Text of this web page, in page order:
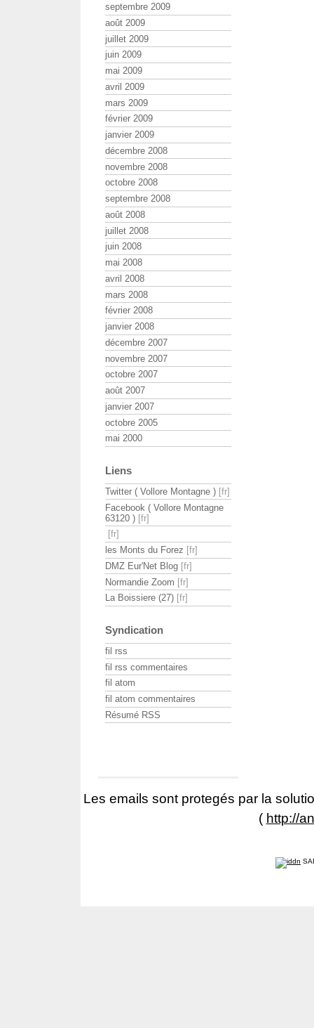
septembre 2009
août 2009
juillet 2009
juin 2009
mai 2009
avril 2009
mars 2009
février 2009
janvier 2009
décembre 2008
novembre 2008
octobre 2008
septembre 2008
août 2008
juillet 2008
juin 2008
mai 2008
avril 2008
mars 2008
février 2008
janvier 2008
décembre 2007
novembre 2007
octobre 2007
août 2007
janvier 2007
octobre 2005
mai 2000
Liens
Twitter ( Vollore Montagne )
Facebook ( Vollore Montagne
63120 )
les Monts du Forez
DMZ Eur'Net Blog
Normandie Zoom
La Boissiere (27)
Syndication
fil rss
fil rss commentaires
fil atom
fil atom commentaires
Résumé RSS
Les emails sont protegés par la
( http://